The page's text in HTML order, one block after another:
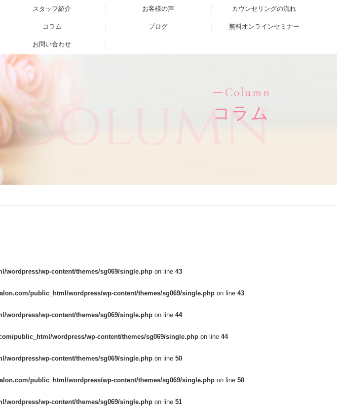
スタッフ紹介 お客様の声 カウンセリングの流れ
コラム ブログ 無料オンラインセミナー
お問い合わせ
Column
コラム
Column
wordpress/wp-content/themes/sg069/single.php on line 43
public_html/wordpress/wp-content/themes/sg069/single.php on line 43
wordpress/wp-content/themes/sg069/single.php on line 44
public_html/wordpress/wp-content/themes/sg069/single.php on line 44
wordpress/wp-content/themes/sg069/single.php on line 50
public_html/wordpress/wp-content/themes/sg069/single.php on line 50
wordpress/wp-content/themes/sg069/single.php on line 51